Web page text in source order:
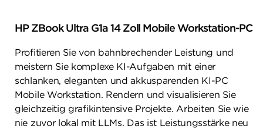
HP ZBook Ultra G1a 14 Zoll Mobile Workstation-PC
Profitieren Sie von bahnbrechender Leistung und
meistern Sie komplexe KI-Aufgaben mit einer
schlanken, eleganten und akkusparenden KI-PC
Mobile Workstation. Rendern und visualisieren Sie
gleichzeitig grafikintensive Projekte. Arbeiten Sie wie
nie zuvor lokal mit LLMs. Das ist Leistungsstärke neu